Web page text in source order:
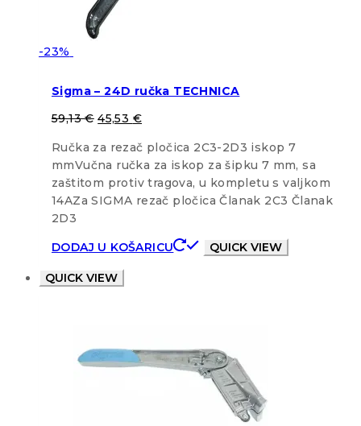
-23%
Sigma – 24D ručka TECHNICA
59,13€ 45,53 €
Ručka za rezač pločica 2C3-2D3 iskop 7
mmVučna ručka za iskop za šipku 7 mm, sa
zaštitom protiv tragova, u kompletu s valjkom
14AZa SIGMA rezač pločica Članak 2C3 Članak
2D3
DODAJ U KOŠARICU
QUICK VIEW
QUICK VIEW